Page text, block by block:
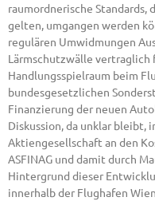
raumordnerische
gelten, umgangen werden
regulären Umwidmungen
Lärmschutzwälle
Handlungsspielraum beim
bundesgesetzlichen
Finanzierung der neuen
Diskussion, da unklar bleibt,
Aktiengesellschaft an den
ASFINAG und damit durch
Hintergrund dieser
innerhalb der Flughafen